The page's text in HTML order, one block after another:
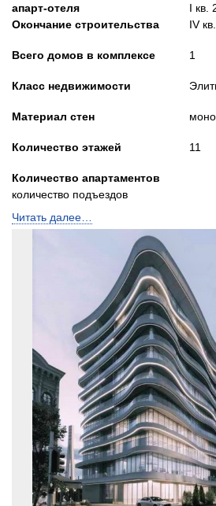
апарт-отеля
Окончание строительства
Всего домов в комплексе
Класс недвижимости
Материал стен
Количество этажей
Количество апартаментов
количество подъездов
Лифты
I кв.
IV
1
11
Застройщик:ООО СЗ ПСК ДОМ-
девелопмент)
Телефон консультанта
Читать далее…